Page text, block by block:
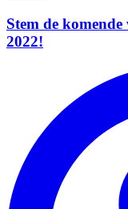
Stem de
2022!